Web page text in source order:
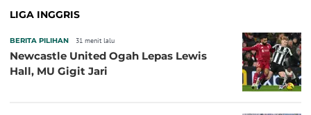
LIGA INGGRIS
BERITA PILIHAN 31 menit lalu
Newcastle United Ogah Lepas Lewis
Hall, MU Gigit Jari